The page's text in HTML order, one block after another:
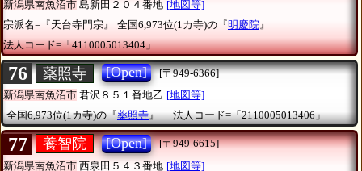
新潟県南魚沼市 島新田２０４番地 [地図等]
宗派名=『天台寺門宗』
全国6,973位(1カ寺)の『明慶院 』
法人コード=「4110005013404」
76 薬照寺 [Open]
[〒949-6366]
新潟県南魚沼市 君沢８５１番地乙 [地図等]
全国6,973位(1カ寺)の『薬照寺』 法人コード=「2110005013406」
77 養智院 [Open]
[〒949-6615]
新潟県南魚沼市 西泉田５４３番地 [地図等]